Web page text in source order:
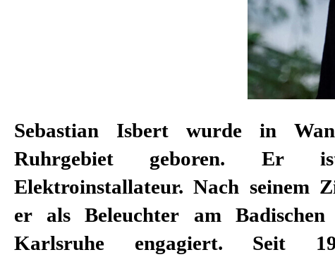
Sebastian Isbert wurde in
Ruhrgebiet geboren. Er
Elektroinstallateur. Nach seinem
er als Beleuchter am Badischen
Karlsruhe engagiert. Seit
Beleuchtungsinspektor und
Leiter der Beleuchtung am
tätig. Als Lichtgestalter arbeitete
Regisseur*innen Nora
Sonnenbichler, Stephan